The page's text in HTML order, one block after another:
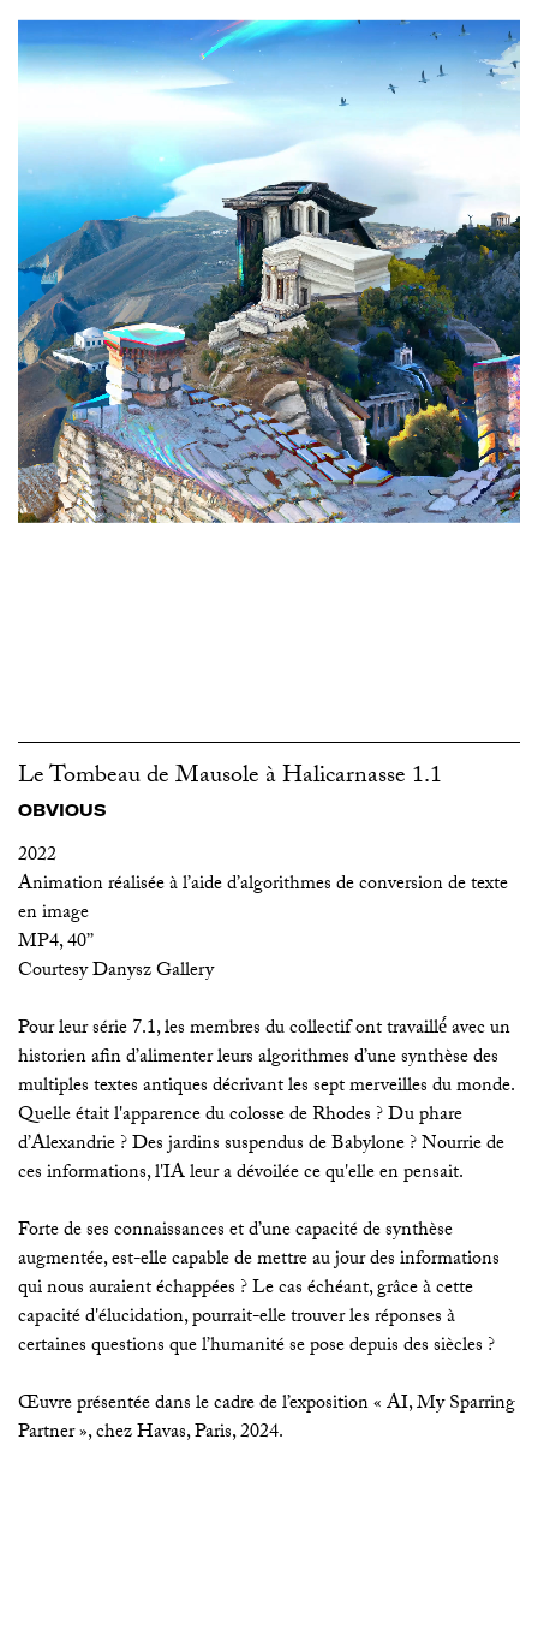
Le Tombeau de Mausole à Halicarnasse 1.1
OBVIOUS
2022
Animation réalisée à l’aide d’algorithmes de conversion de texte
en image
MP4, 40’’
Courtesy Danysz Gallery
Pour leur série 7.1, les membres du collectif ont travaillé́ avec un
historien afin d’alimenter leurs algorithmes d’une synthèse des
multiples textes antiques décrivant les sept merveilles du monde.
Quelle était l'apparence du colosse de Rhodes ? Du phare
d’Alexandrie ? Des jardins suspendus de Babylone ? Nourrie de
ces informations, l'IA leur a dévoilée ce qu'elle en pensait.
Forte de ses connaissances et d’une capacité de synthèse
augmentée, est-elle capable de mettre au jour des informations
qui nous auraient échappées ? Le cas échéant, grâce à cette
capacité d'élucidation, pourrait-elle trouver les réponses à
certaines questions que l’humanité se pose depuis des siècles ?
Œuvre présentée dans le cadre de l’exposition « AI, My Sparring
Partner », chez Havas, Paris, 2024.